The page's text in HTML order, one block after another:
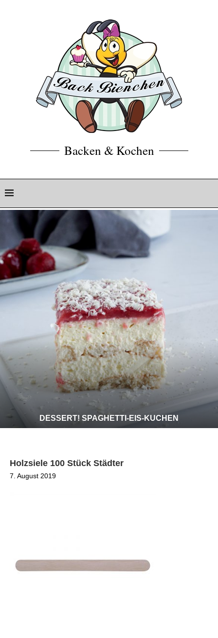
Backen & Kochen
DESSERT! SPAGHETTI-EIS-KUCHEN
Holzsiele 100 Stück Städter
7. August 2019